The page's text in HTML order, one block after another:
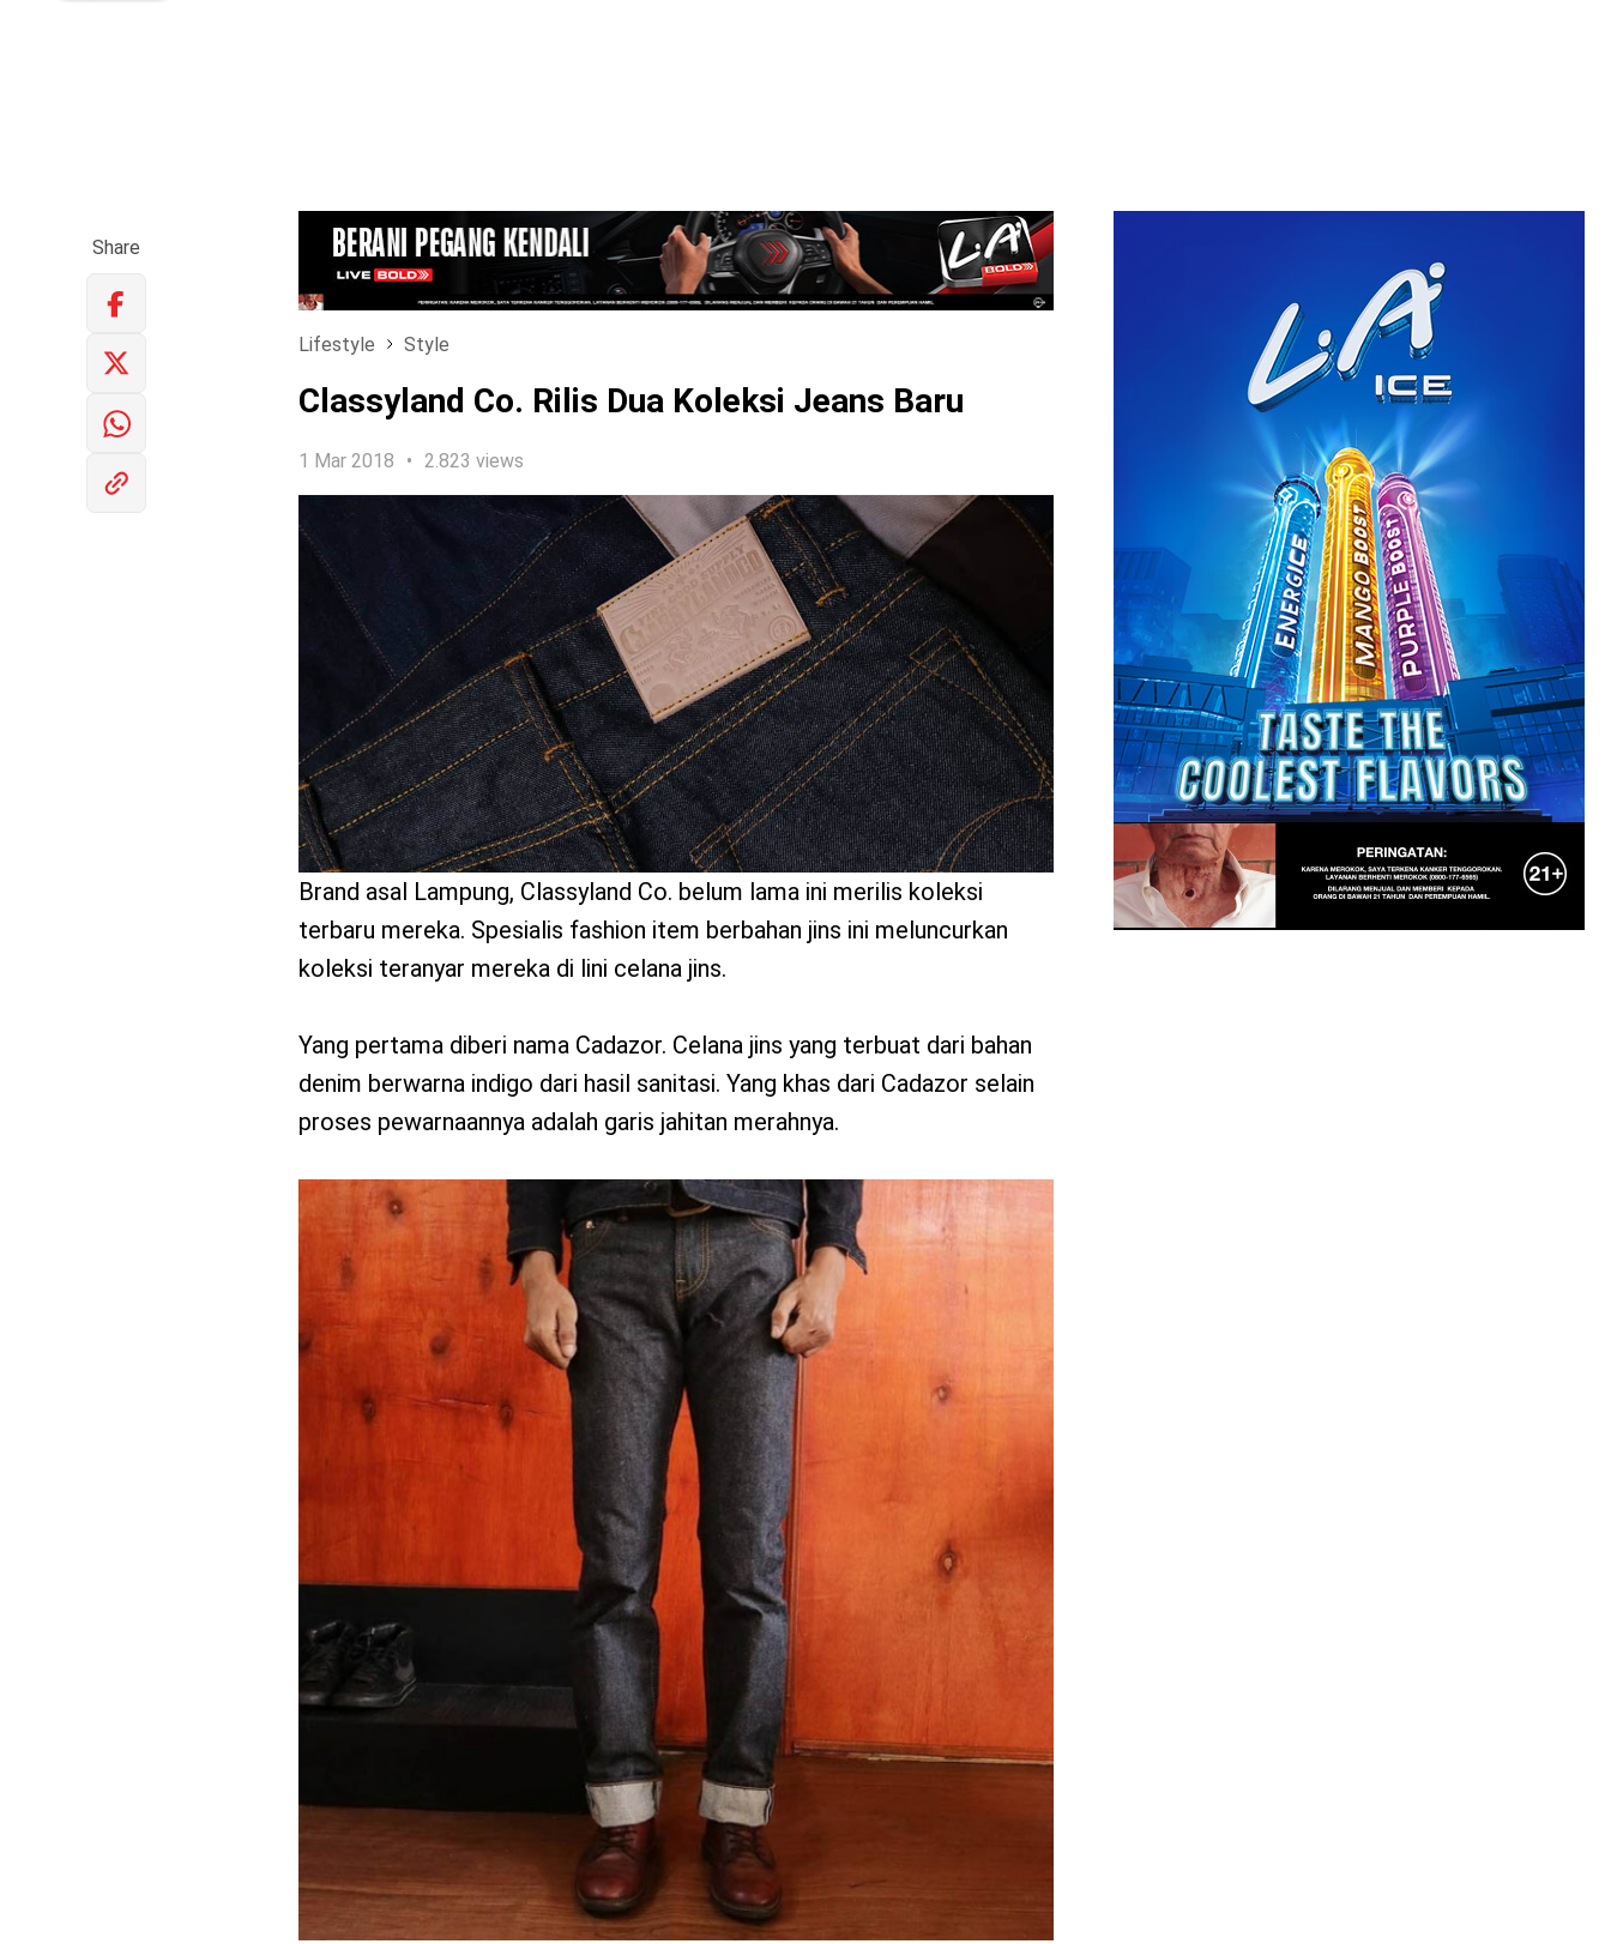
benefit
menarik
LOGIN
Share
Lifestyle Style
Classyland Co. Rilis Dua Koleksi Jeans Baru
1 Mar 2018 2.823 views
Brand asal Lampung, Classyland Co. belum lama ini merilis koleksi
terbaru mereka. Spesialis fashion item berbahan jins ini meluncurkan
koleksi teranyar mereka di lini celana jins.
Yang pertama diberi nama Cadazor. Celana jins yang terbuat dari bahan
denim berwarna indigo dari hasil sanitasi. Yang khas dari Cadazor selain
proses pewarnaannya adalah garis jahitan merahnya.